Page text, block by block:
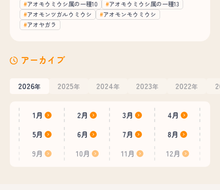
アオモウミウシ属の一種10
アオモウミウシ属の一種13
アオモンツガルウミウシ
アオモンモウミウシ
アオヤガラ
アーカイブ
2026年 2025年 2024年 2023年 2022年
1月 2月 3月
4月
5月
6月 7月
8月
9月
10月 11月 12月